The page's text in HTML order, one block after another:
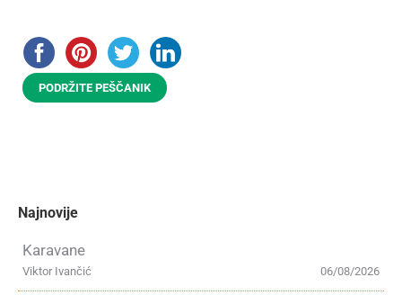
PODRŽITE PEŠČANIK
Najnovije
Karavane
06/08/2026
Viktor Ivančić